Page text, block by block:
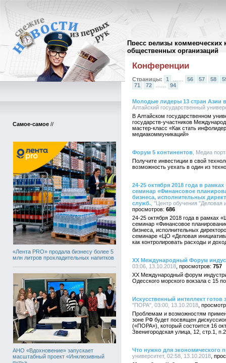
Пресс релизы коммерческих
общественных организаций
Самое-самое //
«Лента PRO» продала бизнесу более 5
млн литров прохладительных напитков
АНО «Вдохновение» запускает
масштабный проект «Инклюзивный
Архив пресс-релизов//
Конференции
Страницы: 1 56 57 58
71
72 …… 94
Молодые лидеры 13 стран Азии
Алтайский государственный
В Алтайском государственном
государств-участников
мастер-класс «Как стать
медиакоммуникаций»
Форум 5 континентов , Медиа
Получите инвестиции в свой
возможность уехать в один из
24-25 октября 2018 года в
семинар «Финансовое
бизнеса, исполнительных
служб. , "Центр обучения "Деловая
686
24-25 октября 2018 года в рамках
семинар «Финансовое
бизнеса, исполнительных
семинаре «ЦО «Деловая
как контролировать расходы и
XX Международный Форум
03:06, 13.10.2018
757
XX Международный форум
Одесского морского вокзала с 15
Искусственный интеллект готов
"ПОРА", 03:00, 13.10.2018
Проблемам и возможностям
зоне РФ будет посвящен
(«ПОРА»), который состоится 16
Звенигородская улица, 12, стр.1,
Что нужно для экономического
университет, 02:58, 13.10.2018